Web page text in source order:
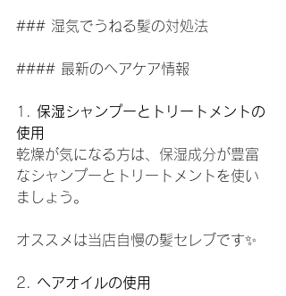
### 湿気でうねる髪の対処法
#### 最新のヘアケア情報
1. 保湿シャンプーとトリートメントの
使用
乾燥が気になる方は、保湿成分が豊富
なシャンプーとトリートメントを使い
ましょう。
オススメは当店自慢の髪セレブです✨
2. ヘアオイルの使用